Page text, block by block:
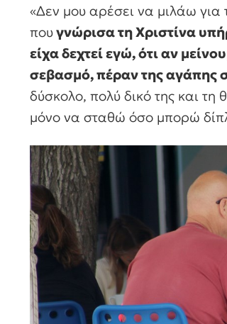
«Δεν μου αρέσει να μιλάω
πουγνώρισα τη Χριστίνα
είχα δεχτεί εγώ, ότι αν
σεβασμό, πέραν της αγάπης
δύσκολο, πολύ δικό της και
μόνο να σταθώ όσο μπορώ